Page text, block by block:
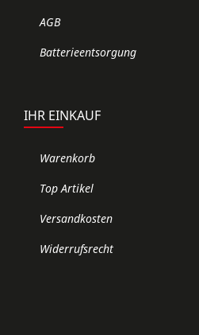
AGB
Batterieentsorgung
IHR EINKAUF
Warenkorb
Top Artikel
Versandkosten
Widerrufsrecht